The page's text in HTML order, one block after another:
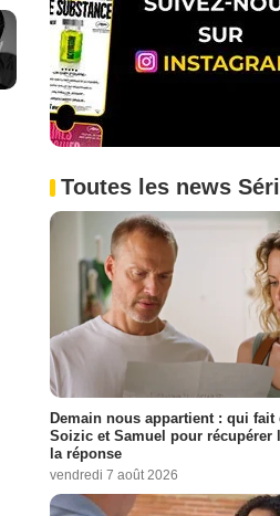
Toutes les news
Demain nous appartient : qui fait
Soizic et Samuel pour récupérer
la réponse
vendredi 7 août 2026